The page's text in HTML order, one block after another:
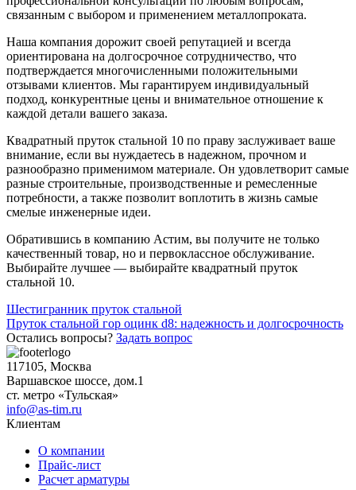
связанным с выбором и применением металлопроката.
Наша компания дорожит своей репутацией и всегда
ориентирована на долгосрочное сотрудничество, что
подтверждается многочисленными положительными
отзывами клиентов. Мы гарантируем индивидуальный
подход, конкурентные цены и внимательное отношение к
каждой детали вашего заказа.
Квадратный пруток стальной 10 по праву заслуживает ваше
внимание, если вы нуждаетесь в надежном, прочном и
разнообразно применимом материале. Он удовлетворит самые
разные строительные, производственные и ремесленные
потребности, а также позволит воплотить в жизнь самые
смелые инженерные идеи.
Обратившись в компанию Астим, вы получите не только
качественный товар, но и первоклассное обслуживание.
Выбирайте лучшее — выбирайте квадратный пруток
стальной 10.
Навигация
по
записям
Шестигранник пруток стальной
Пруток стальной гор оцинк d8: надежность и долгосрочность
Остались вопросы? Задать вопрос
117105, Москва
Варшавское шоссе, дом.1
ст. метро «Тульская»
info@as-tim.ru
Клиентам
О компании
Прайс-лист
Расчет арматуры